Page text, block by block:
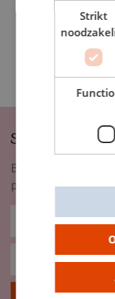
Schrijf je in
Blijf op de hoogte
promoties en meer!
Strikt